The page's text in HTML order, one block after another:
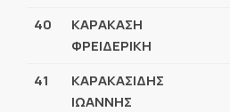
40
ΚΑΡΑΚΑΣΗ
ΦΡΕΙΔΕΡΙΚΗ
41
ΚΑΡΑΚΑΣΙΔΗΣ
ΙΩΑΝΝΗΣ